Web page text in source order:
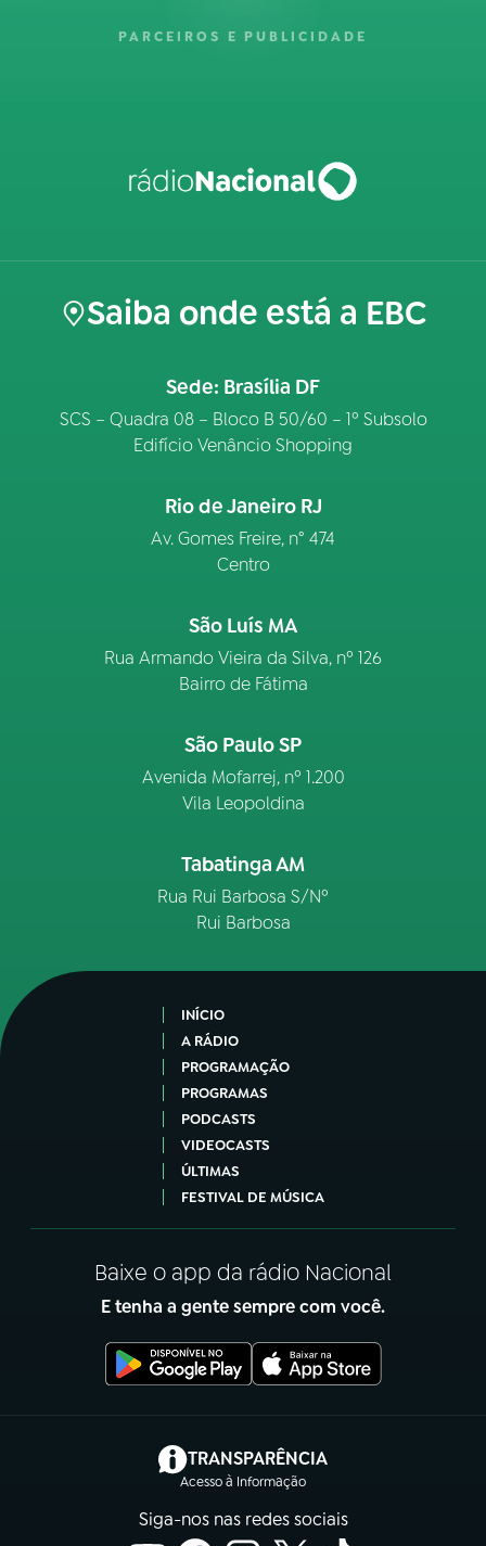
PARCEIROS E PUBLICIDADE
Saiba onde está a EBC
Sede: Brasília DF
SCS – Quadra 08 – Bloco B 50/60 – 1º Subsolo
Edifício Venâncio Shopping
Rio de Janeiro RJ
Av. Gomes Freire, n° 474
Centro
São Luís MA
Rua Armando Vieira da Silva, nº 126
Bairro de Fátima
São Paulo SP
Avenida Mofarrej, nº 1.200
Vila Leopoldina
Tabatinga AM
Rua Rui Barbosa S/Nº
Rui Barbosa
INÍCIO
A RÁDIO
PROGRAMAÇÃO
PROGRAMAS
PODCASTS
VIDEOCASTS
ÚLTIMAS
FESTIVAL DE MÚSICA
Baixe o app da rádio Nacional
E tenha a gente sempre com você.
TRANSPARÊNCIA
Acesso à Informação
(abre em nova aba)
Siga-nos nas redes sociais